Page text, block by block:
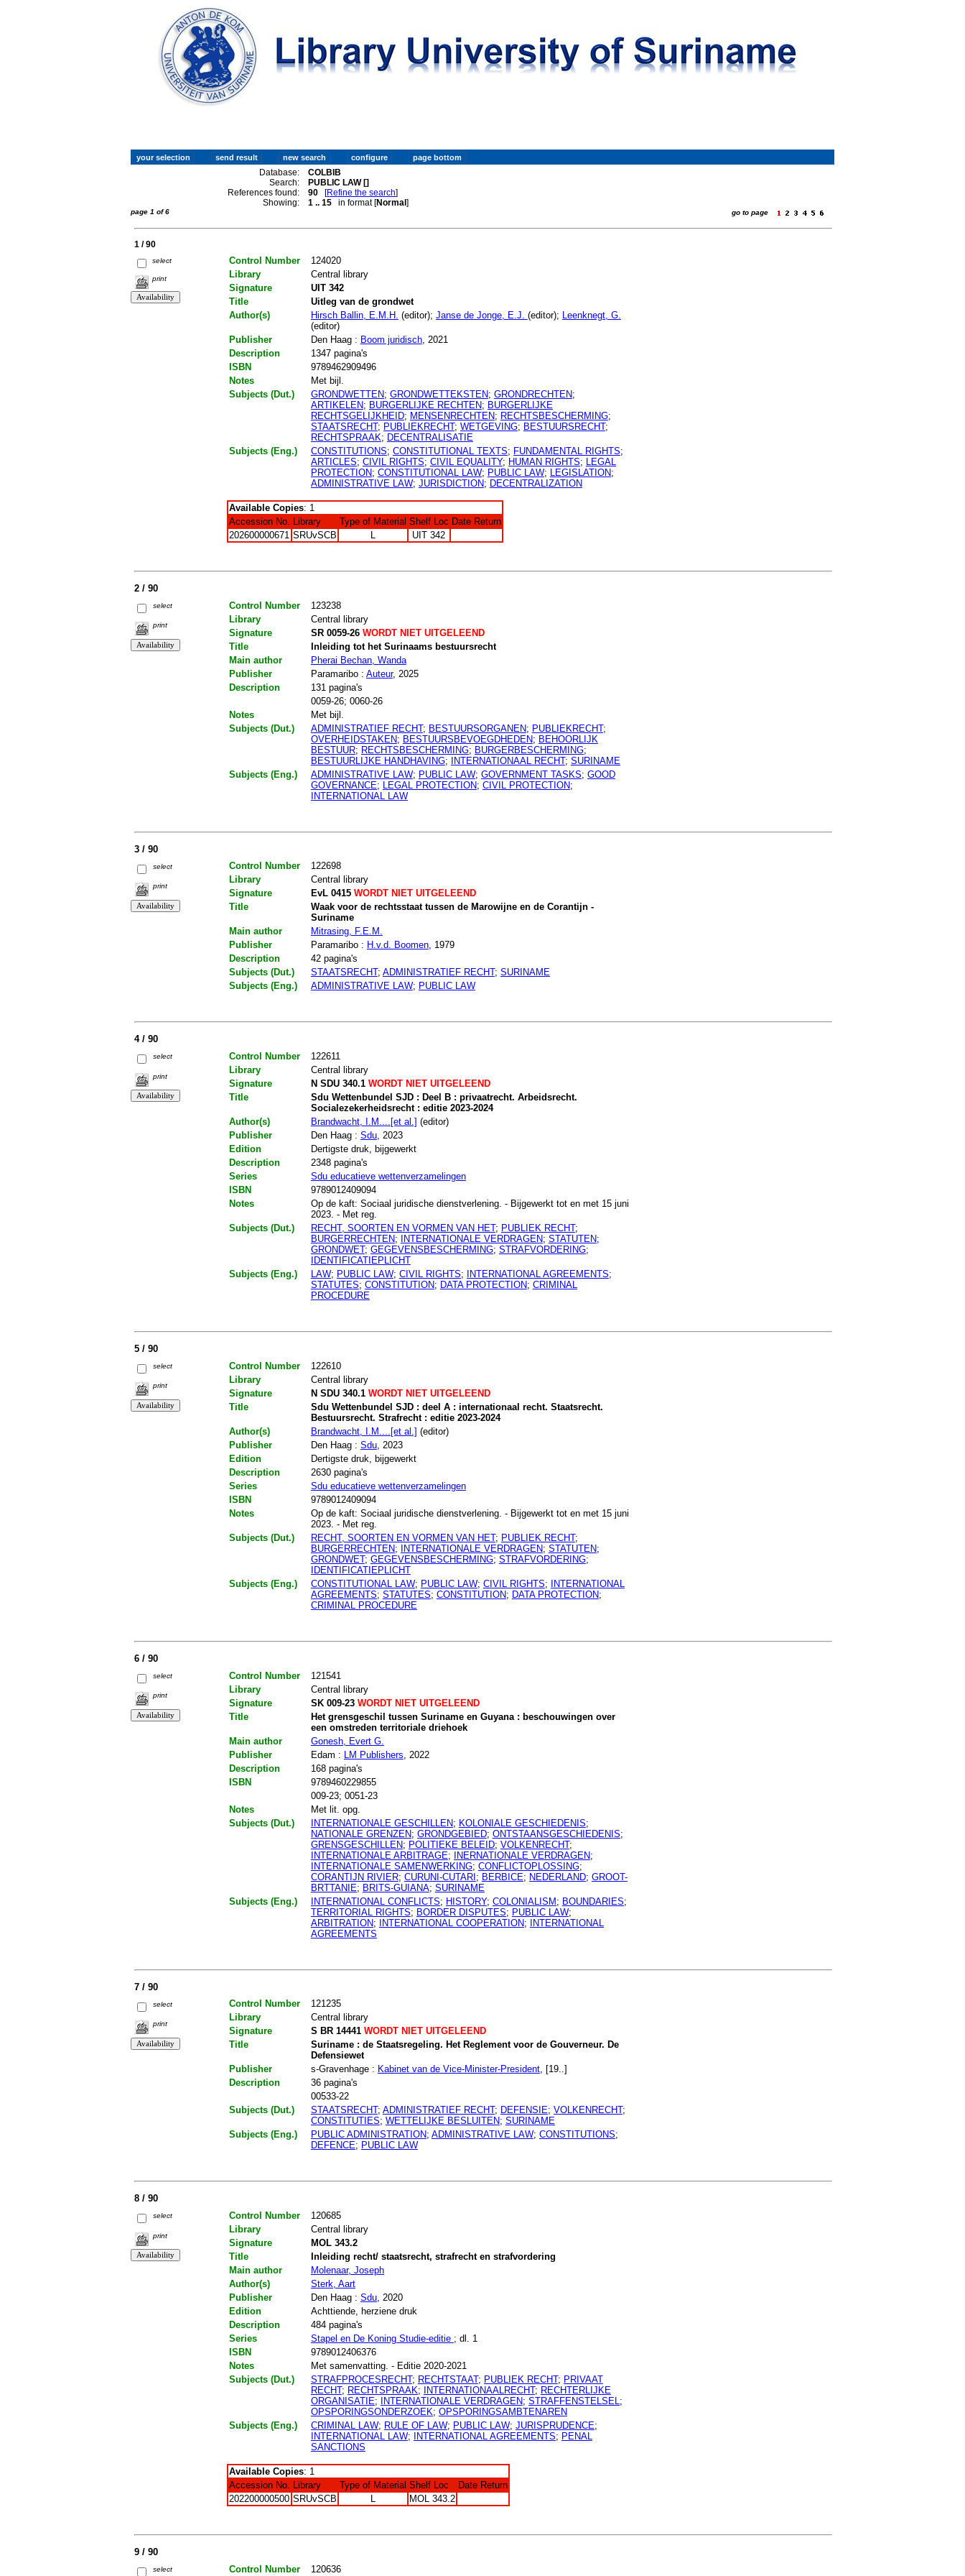
Database:
COLBIB
Search:
PUBLIC LAW []
References found:
90 [Refine the search]
Showing:
1 .. 15 in format [Normal]
page 1 of 6 go to page
1 / 90
select
print
Control Number
124020
Library
Central library
Signature
UIT 342
Title
Uitleg van de grondwet
Author(s)
Hirsch Ballin, E.M.H. (editor); Janse de Jonge, E.J. (editor);
Leenknegt, G.
(editor)
Publisher
Den Haag : Boom juridisch, 2021
Description
1347 pagina's
ISBN
9789462909496
Notes
Met bijl.
Subjects (Dut.)
GRONDWETTEN; GRONDWETTEKSTEN; GRONDRECHTEN;
ARTIKELEN; BURGERLIJKE RECHTEN; BURGERLIJKE
RECHTSGELIJKHEID; MENSENRECHTEN; RECHTSBESCHERMING;
STAATSRECHT; PUBLIEKRECHT; WETGEVING; BESTUURSRECHT;
RECHTSPRAAK; DECENTRALISATIE
Subjects (Eng.)
CONSTITUTIONS; CONSTITUTIONAL TEXTS; FUNDAMENTAL RIGHTS;
ARTICLES; CIVIL RIGHTS; CIVIL EQUALITY; HUMAN RIGHTS;
LEGAL
PROTECTION; CONSTITUTIONAL LAW; PUBLIC LAW; LEGISLATION;
ADMINISTRATIVE LAW; JURISDICTION; DECENTRALIZATION
Available Copies: 1
Accession No.
Library Type of Material Shelf Loc Date Return
202600000671 SRUvSCB UIT 342
2 / 90
select
print
Control Number
123238
Library
Central library
Signature
SR 0059-26WORDT NIET UITGELEEND
Title
Inleiding tot het Surinaams bestuursrecht
Main author
Pherai Bechan, Wanda
Publisher
Paramaribo : Auteur, 2025
Description
131 pagina's
0059-26; 0060-26
Notes
Met bijl.
Subjects (Dut.)
ADMINISTRATIEF RECHT; BESTUURSORGANEN; PUBLIEKRECHT;
OVERHEIDSTAKEN; BESTUURSBEVOEGDHEDEN; BEHOORLIJK
BESTUUR; RECHTSBESCHERMING; BURGERBESCHERMING;
BESTUURLIJKE HANDHAVING; INTERNATIONAAL RECHT; SURINAME
Subjects (Eng.)
ADMINISTRATIVE LAW; PUBLIC LAW; GOVERNMENT TASKS; GOOD
GOVERNANCE; LEGAL PROTECTION; CIVIL PROTECTION;
INTERNATIONAL LAW
3 / 90
select
print
Control Number
122698
Library
Central library
Signature
EvL 0415WORDT NIET UITGELEEND
Title
Waak voor de rechtsstaat tussen de Marowijne en de Corantijn -
Suriname
Main author
Mitrasing, F.E.M.
Publisher
Paramaribo : H.v.d. Boomen, 1979
Description
42 pagina's
Subjects (Dut.)
STAATSRECHT; ADMINISTRATIEF RECHT; SURINAME
Subjects (Eng.)
ADMINISTRATIVE LAW; PUBLIC LAW
4 / 90
select
print
Control Number
122611
Library
Central library
Signature
N SDU 340.1WORDT NIET UITGELEEND
Title
Sdu Wettenbundel SJD : Deel B : privaatrecht. Arbeidsrecht.
Socialezekerheidsrecht : editie 2023-2024
Author(s)
Brandwacht, I.M....[et al.] (editor)
Publisher
Den Haag : Sdu, 2023
Edition
Dertigste druk, bijgewerkt
Description
2348 pagina's
Series
Sdu educatieve wettenverzamelingen
ISBN
9789012409094
Notes
Op de kaft: Sociaal juridische dienstverlening. - Bijgewerkt tot en met 15 juni
2023. - Met reg.
Subjects (Dut.)
RECHT, SOORTEN EN VORMEN VAN HET; PUBLIEK RECHT;
BURGERRECHTEN; INTERNATIONALE VERDRAGEN; STATUTEN;
GRONDWET; GEGEVENSBESCHERMING; STRAFVORDERING;
IDENTIFICATIEPLICHT
Subjects (Eng.)
LAW; PUBLIC LAW; CIVIL RIGHTS; INTERNATIONAL AGREEMENTS;
STATUTES; CONSTITUTION; DATA PROTECTION; CRIMINAL
PROCEDURE
5 / 90
select
print
Control Number
122610
Library
Central library
Signature
N SDU 340.1WORDT NIET UITGELEEND
Title
Sdu Wettenbundel SJD : deel A : internationaal recht. Staatsrecht.
Bestuursrecht. Strafrecht : editie 2023-2024
Author(s)
Brandwacht, I.M....[et al.] (editor)
Publisher
Den Haag : Sdu, 2023
Edition
Dertigste druk, bijgewerkt
Description
2630 pagina's
Series
Sdu educatieve wettenverzamelingen
ISBN
9789012409094
Notes
Op de kaft: Sociaal juridische dienstverlening. - Bijgewerkt tot en met 15 juni
2023. - Met reg.
Subjects (Dut.)
RECHT, SOORTEN EN VORMEN VAN HET; PUBLIEK RECHT;
BURGERRECHTEN; INTERNATIONALE VERDRAGEN; STATUTEN;
GRONDWET; GEGEVENSBESCHERMING; STRAFVORDERING;
IDENTIFICATIEPLICHT
Subjects (Eng.)
CONSTITUTIONAL LAW; PUBLIC LAW; CIVIL RIGHTS;
INTERNATIONAL
AGREEMENTS; STATUTES; CONSTITUTION; DATA PROTECTION;
CRIMINAL PROCEDURE
6 / 90
select
print
Control Number
121541
Library
Central library
Signature
SK 009-23WORDT NIET UITGELEEND
Title
Het grensgeschil tussen Suriname en Guyana : beschouwingen over
een omstreden territoriale driehoek
Main author
Gonesh, Evert G.
Publisher
Edam : LM Publishers , 2022
Description
168 pagina's
ISBN
9789460229855
009-23; 0051-23
Notes
Met lit. opg.
Subjects (Dut.)
INTERNATIONALE GESCHILLEN; KOLONIALE GESCHIEDENIS;
NATIONALE GRENZEN; GRONDGEBIED; ONTSTAANSGESCHIEDENIS;
GRENSGESCHILLEN; POLITIEKE BELEID; VOLKENRECHT;
INTERNATIONALE ARBITRAGE; INERNATIONALE VERDRAGEN;
INTERNATIONALE SAMENWERKING; CONFLICTOPLOSSING;
CORANTIJN RIVIER; CURUNI-CUTARI; BERBICE; NEDERLAND; GROOT-
BRTTANIE; BRITS-GUIANA; SURINAME
Subjects (Eng.)
INTERNATIONAL CONFLICTS; HISTORY; COLONIALISM; BOUNDARIES;
TERRITORIAL RIGHTS; BORDER DISPUTES; PUBLIC LAW;
ARBITRATION; INTERNATIONAL COOPERATION; INTERNATIONAL
AGREEMENTS
7 / 90
select
print
Control Number
121235
Library
Central library
Signature
S BR 14441WORDT NIET UITGELEEND
Title
Suriname : de Staatsregeling. Het Reglement voor de Gouverneur. De
Defensiewet
Publisher
s-Gravenhage : Kabinet van de Vice-Minister-President, [19..]
Description
36 pagina's
00533-22
Subjects (Dut.)
STAATSRECHT; ADMINISTRATIEF RECHT; DEFENSIE; VOLKENRECHT;
CONSTITUTIES; WETTELIJKE BESLUITEN; SURINAME
Subjects (Eng.)
PUBLIC ADMINISTRATION; ADMINISTRATIVE LAW; CONSTITUTIONS;
DEFENCE; PUBLIC LAW
8 / 90
select
print
Control Number
120685
Library
Central library
Signature
MOL 343.2
Title
Inleiding recht/ staatsrecht, strafrecht en strafvordering
Main author
Molenaar, Joseph
Author(s)
Sterk, Aart
Publisher
Den Haag : Sdu, 2020
Edition
Achttiende, herziene druk
Description
484 pagina's
Series
Stapel en De Koning Studie-editie ; dl. 1
ISBN
9789012406376
Notes
Met samenvatting. - Editie 2020-2021
Subjects (Dut.)
STRAFPROCESRECHT; RECHTSTAAT; PUBLIEK RECHT; PRIVAAT
RECHT; RECHTSPRAAK; INTERNATIONAALRECHT; RECHTERLIJKE
ORGANISATIE; INTERNATIONALE VERDRAGEN; STRAFFENSTELSEL;
OPSPORINGSONDERZOEK; OPSPORINGSAMBTENAREN
Subjects (Eng.)
CRIMINAL LAW; RULE OF LAW; PUBLIC LAW; JURISPRUDENCE;
INTERNATIONAL LAW; INTERNATIONAL AGREEMENTS; PENAL
SANCTIONS
Available Copies: 1
Accession No. Library Type of Material Shelf Loc
Date Return
202200000500 SRUvSCB L MOL 343.2
9 / 90
select Control Number 120636